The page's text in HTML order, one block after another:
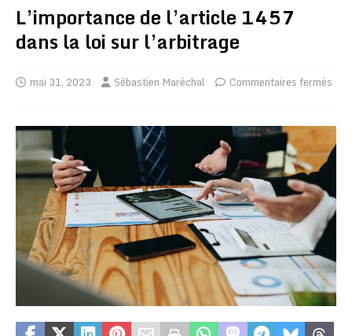
L’importance de l’article 1457
dans la loi sur l’arbitrage
mai 31, 2023 Sébastien Maréchal Commentaires fermés